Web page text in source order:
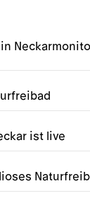
ist live